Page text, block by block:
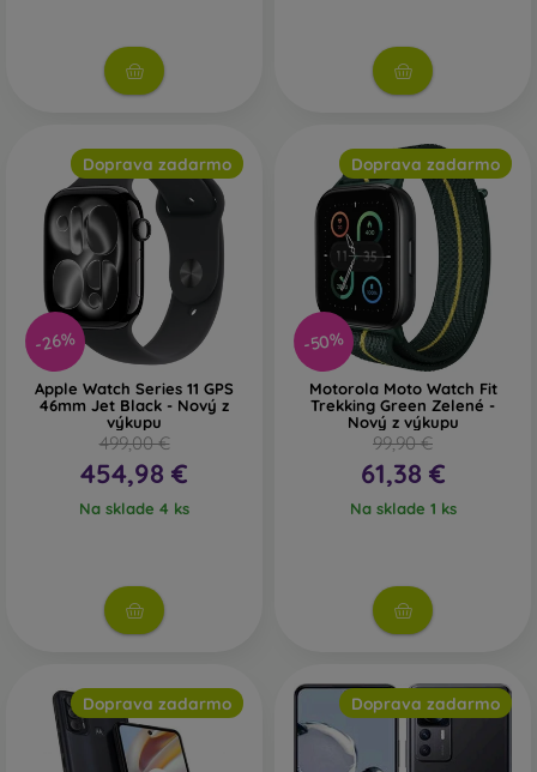
-26%
Doprava zadarmo
Apple Watch Series 11 GPS
46mm Jet Black - Nový z
výkupu
499,00 €
454,98 €
Na sklade 4 ks
-50%
Doprava zadarmo
Motorola Moto Watch Fit
Trekking Green Zelené -
Nový z výkupu
99,90 €
61,38 €
Na sklade 1 ks
Doprava zadarmo Doprava zadarmo